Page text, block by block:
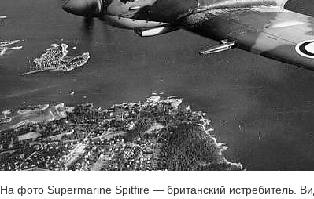
На фото Supermarine Spitfire — британский истребитель.